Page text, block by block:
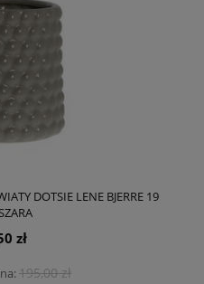
DOTSIE LENE BJERRE 19
zł
195,00 zł